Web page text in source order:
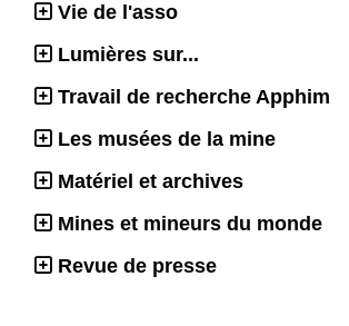
Vie de l'asso
Lumières sur...
Travail de recherche Apphim
Les musées de la mine
Matériel et archives
Mines et mineurs du monde
Revue de presse